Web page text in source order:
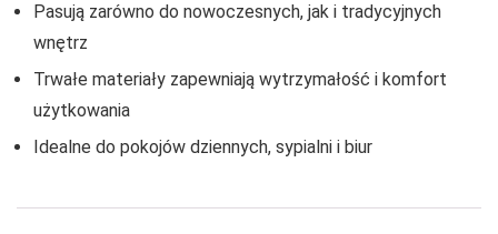
Pasują zarówno do nowoczesnych, jak i tradycyjnych
wnętrz
Trwałe materiały zapewniają wytrzymałość i komfort
użytkowania
Idealne do pokojów dziennych, sypialni i biur